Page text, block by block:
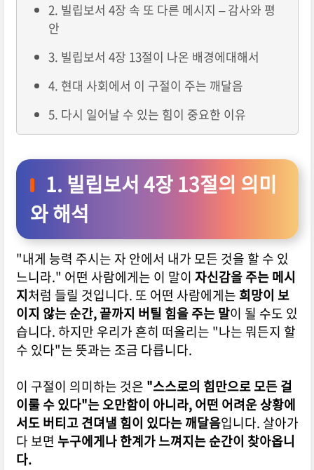
2. 빌립보서 4장 속 또 다른 메시지 – 감사와 평
안
3. 빌립보서 4장 13절이 나온 배경에대해서
4. 현대 사회에서 이 구절이 주는 깨달음
5. 다시 일어날 수 있는 힘이 중요한 이유
1. 빌립보서 4장 13절의 의미
와 해석
"내게 능력 주시는 자 안에서 내가 모든 것을 할 수 있
느니라." 어떤 사람에게는 이 말이 자신감을 주는 메시
지처럼 들릴 것입니다. 또 어떤 사람에게는 희망이 보
이지 않는 순간, 끝까지 버틸 힘을 주는 말이 될 수도 있
습니다.하지만 우리가 흔히 떠올리는 "나는 뭐든지 할
수 있다"는 뜻과는 조금 다릅니다.
이 구절이 의미하는 것은 "스스로의 힘만으로 모든 걸
이룰 수 있다"는 오만함이 아니라, 어떤 어려운 상황에
서도 버티고 견뎌낼 힘이 있다는 깨달음입니다. 살아가
다 보면 누구에게나 한계가 느껴지는 순간이 찾아옵니
다.